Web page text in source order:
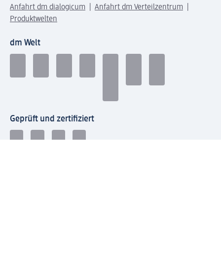
Anfahrt dm dialogicum
Anfahrt dm Verteilzentrum
Produktwelten
dm Welt
Geprüft und zertifiziert